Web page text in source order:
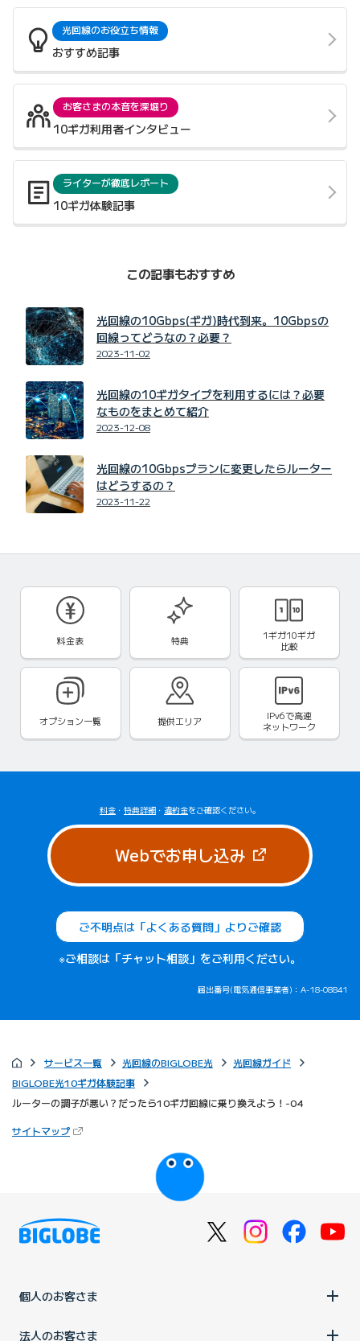
光回線のお役立ち情報
おすすめ記事
お客さまの本音を深堀り
10ギガ利用者インタビュー
ライターが徹底レポート
10ギガ体験記事
この記事もおすすめ
光回線の10Gbps(ギガ)時代到来。10Gbpsの
回線ってどうなの？必要？
2023-11-02
光回線の10ギガタイプを利用するには？必要
なものをまとめて紹介
2023-12-08
光回線の10Gbpsプランに変更したらルーター
はどうするの？
2023-11-22
料金表 特典
1ギガ10ギガ
比較
オプション一覧 提供エリア IPv6で高速
ネットワーク
料金 ・ 特典詳細 ・ 違約金をご確認ください。
Webでお申し込み（新しいタブ
ご不明点は「よくある質問」よりご確認
※ご相談は「チャット相談」をご利用ください。
届出番号(電気通信事業者)：A-18-08841
サービス一覧 光回線のBIGLOBE光
光回線ガイド
BIGLOBE光10ギガ体験記事
ルーターの調子が悪い？だったら10ギガ回線に乗り換えよう！-04
サイトマップ（新しいタブで開きます）
個人のお客さま
法人のお客さま